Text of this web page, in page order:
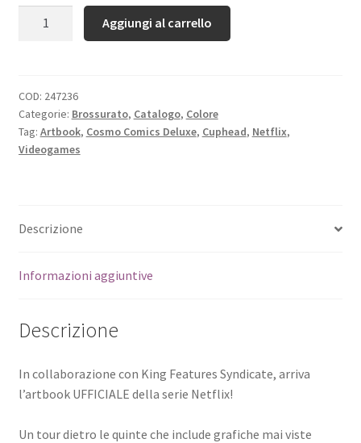
Aggiungi al carrello
COD: 247236
Categorie: Brossurato, Catalogo, Colore
Tag: Artbook, Cosmo Comics Deluxe, Cuphead, Netflix,
Videogames
Descrizione
Informazioni aggiuntive
Descrizione
In collaborazione con King Features Syndicate, arriva
l’artbook UFFICIALE della serie Netflix!
Un tour dietro le quinte che include grafiche mai viste